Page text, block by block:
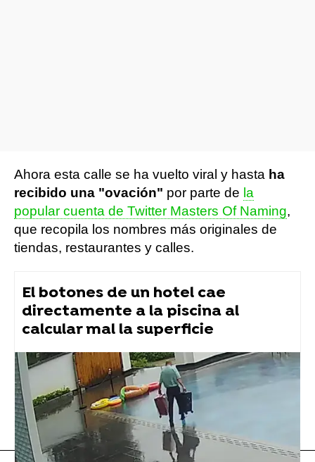
Ahora esta calle se ha vuelto viral y hasta ha
recibido una "ovación" por parte de la
popular cuenta de Twitter Masters Of Naming,
que recopila los nombres más originales de
tiendas, restaurantes y calles.
El botones de un hotel cae
directamente a la piscina al
calcular mal la superficie
Flooxer Now » Viral
Twitter